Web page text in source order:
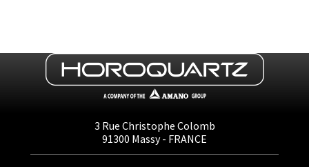
3 Rue Christophe Colomb
91300 Massy- FRANCE